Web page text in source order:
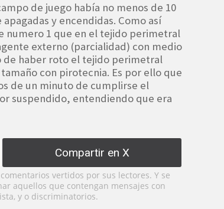
de juego había no menos de 10
y encendidas. Como así
numero 1 que en el tejido perimetral
externo (parcialidad) con medio
haber roto el tejido perimetral
con pirotecnia. Es por ello que
de un minuto de cumplirse el
suspendido, entendiendo que era
Compartir en X
vertidos por sus lectores. Y se
aquellos que contengan mensajes con
y o discriminatorios.